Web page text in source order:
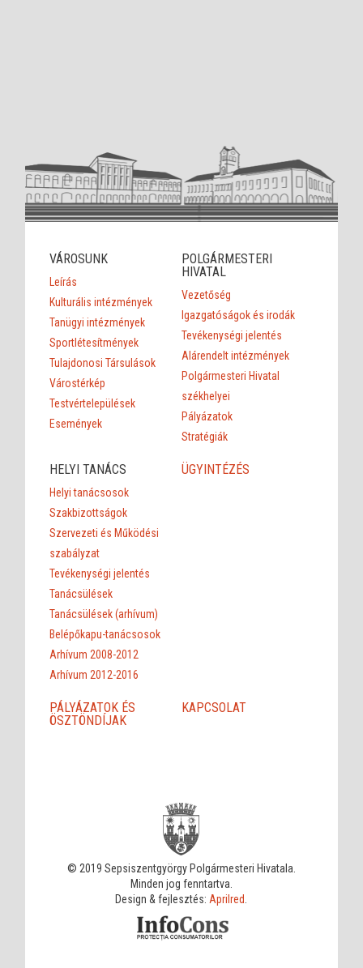
VÁROSUNK
Leírás
Kulturális intézmények
Tanügyi intézmények
Sportlétesítmények
Tulajdonosi Társulások
Várostérkép
Testvértelepülések
Események
POLGÁRMESTERI
HIVATAL
Vezetőség
Igazgatóságok és irodák
Tevékenységi jelentés
Alárendelt intézmények
Polgármesteri Hivatal
székhelyei
Pályázatok
Stratégiák
HELYI TANÁCS
Helyi tanácsosok
Szakbizottságok
Szervezeti és Működési
szabályzat
Tevékenységi jelentés
Tanácsülések
Tanácsülések (arhívum)
Belépőkapu-tanácsosok
Arhívum 2008-2012
Arhívum 2012-2016
ÜGYINTÉZÉS
PÁLYÁZATOK ÉS
ÖSZTÖNDÍJAK
KAPCSOLAT
© 2019 Sepsiszentgyörgy Polgármesteri Hivatala.
Minden jog fenntartva.
Design & fejlesztés:Aprilred.